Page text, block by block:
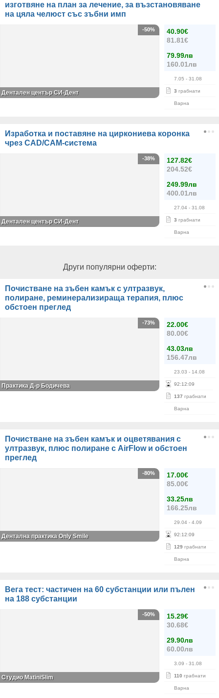
изготвяне на план за лечение, за възстановяване
на цяла челюст със зъбни имп
40.90€
81.81€
79.99лв
160.01лв
7.05 - 31.08
3 грабнати
Варна
-50%
Дентален център СИ-Дент
Изработка и поставяне на циркониева коронка
чрез CAD/CAM-система
127.82€
204.52€
249.99лв
400.01лв
27.04 - 31.08
3 грабнати
Варна
-38%
Дентален център СИ-Дент
Други популярни оферти:
Почистване на зъбен камък с ултразвук,
полиране, реминерализираща терапия, плюс
обстоен преглед
22.00€
80.00€
43.03лв
156.47лв
23.03 - 14.08
92:12:09
137 грабнати
Варна
-73%
Практика Д-р Бодичева
Почистване на зъбен камък и оцветявания с
ултразвук, плюс полиране с AirFlow и обстоен
преглед
17.00€
85.00€
33.25лв
166.25лв
29.04 - 4.09
92:12:09
129 грабнати
Варна
-80%
Дентална практика Only Smile
Вега тест: частичен на 60 субстанции или пълен
на 188 субстанции
15.29€
30.68€
29.90лв
60.00лв
3.09 - 31.08
110 грабнати
Варна
-50%
Студио MatiniSlim